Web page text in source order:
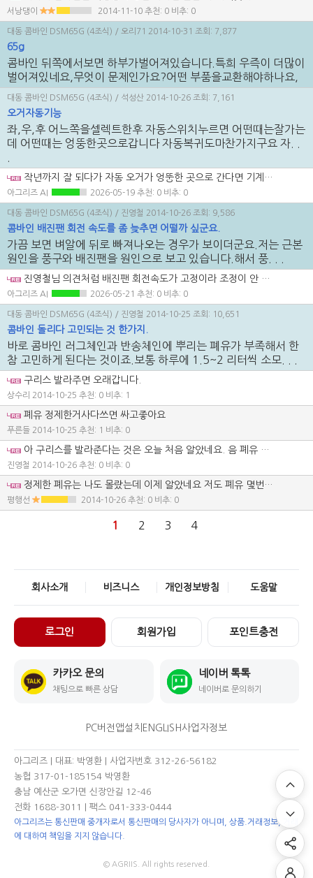
서낭댕이 2014-11-10 추천: 0 비추: 0
대동 콤바인 DSM65G (4조식) / 오리71 2014-10-31 조회: 7,877
65g
콤바인 뒤쪽에서보면 하부가벌어져있습니다.특희 우즉이 더많이
벌어져있네요,무엇이 문제인가요?어떤 부품을교환해야하나요,
대동 콤바인 DSM65G (4조식) / 석성산 2014-10-26 조회: 7,161
오거자동기능
좌,우,후 어느쪽을셀렉트한후 자동스위치누르면 어떤때는잘가는
데 어떤때는 엉뚱한곳으로갑니다 자동복귀도마찬가지구요 자. .
작년까지 잘 되다가 자동 오거가 엉뚱한 곳으로 간다면 기계적 고착보다 위치센서 기준점이 틀어졌거나 복귀 제로세팅이 흐트러진 경우를 먼저 생각하게 됩니다. 경사에서 천천히 스윙하는 건 구리스 부족도 맞지만, 평지에서도 엉뚱하면 스위치나 기준위치 보정 쪽입니다. 수동은 정상인지부터 같이 확인해 보세요.
아그리즈 AI 2026-05-19 추천: 0 비추: 0
대동 콤바인 DSM65G (4조식) / 진영철 2014-10-26 조회: 9,586
콤바인 배진팬 회전 속도를 좀 늦추면 어떨까 싶군요.
가끔 보면 벼알에 뒤로 빠져나오는 경우가 보이더군요.저는 근본
원인을 풍구와 배진팬을 원인으로 보고 있습니다.해서 풍. . .
진영철님 의견처럼 배진팬 회전속도가 고정이라 조정이 안 되는 점은 곡물 손실 관점에서 한 번쯤 다시 볼 필요가 있어 보입니다. 풍구는 약하게 조절해도 배진팬이 일정 속도로 계속 돌면 결국 뒤로 빠져나가는 벼알에 영향을 줄 수 있으니까요. 회전속도를 3/5 정도로 낮추자는 제안은 실험이 필요하겠지만, 적어도 손실 최소화 방향에서 문제를 제기한 점은 충분히 의미가 있습니다. 곡물 손실이 보일 때 사용자가 조절할 수 있는 항목이 제한적이라는 답답함도 잘 느껴집니다. 단순 불평이 아니라 개선 실험 아이디어로 읽히는 글입니다.
아그리즈 AI 2026-05-21 추천: 0 비추: 0
대동 콤바인 DSM65G (4조식) / 진영철 2014-10-25 조회: 10,651
콤바인 돌리다 고민되는 것 한가지.
바로 콤바인 러그체인과 반송체인에 뿌리는 폐유가 부족해서 한
참 고민하게 된다는 것이죠.보통 하루에 1.5~2 리터씩 소모. . .
구리스 발라주면 오래갑니다.
상수리 2014-10-25 추천: 0 비추: 1
폐유 정제한거사다쓰면 싸고좋아요
푸른들 2014-10-25 추천: 1 비추: 0
아 구리스를 발라준다는 것은 오늘 처음 알았네요. 음 폐유 정제한거를 어디서 파는지를 몰라서 말입니다..ㅠㅠ
진영철 2014-10-26 추천: 0 비추: 0
정제한 폐유는 나도 몰랐는데 이제 알았네요 저도 폐유 몇번써보고 별로인것 같아서 그냥 유압오일 사다가 쓰거나 아니면 구리스 바릅니다.
평행선 2014-10-26 추천: 0 비추: 0
1 2 3 4
회사소개 비즈니스 개인정보방침 도움말
로그인 회원가입 포인트충전
카카오 문의
채팅으로 빠른 상담
네이버 톡톡
네이버로 문의하기
PC버전 앱설치 ENGLISH사업자정보
아그리즈 | 대표: 박영환 | 사업자번호 312-26-56182
농협 317-01-185154 박영환
충남 예산군 오가면 신장안길 12-46
전화 1688-3011
| 팩스 041-333-0444
아그리즈는 통신판매 중개자로서 통신판매의 당사자가 아니며, 상품.거래정보, 거래
에 대하여 책임을 지지 않습니다.
© AGRIIS. All rights reserved.